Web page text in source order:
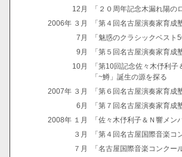
12月
「２０周年記念木漏れ陽
2006年 ３月
「第４回名古屋演奏家育成
7月
「魅惑のクラシックベス
9月
「第５回名古屋演奏家育成
10月
「第10回記念佐々木伃利
「~鱒」誕生の源を探る
2007年 ３月
「第６回名古屋演奏家育
6月
「第７回名古屋演奏家育成
2008年 １月
「佐々木伃利子＆Ｎ響メ
３月
「第４回名古屋国際音楽コ
７月
「名古屋国際音楽コンク